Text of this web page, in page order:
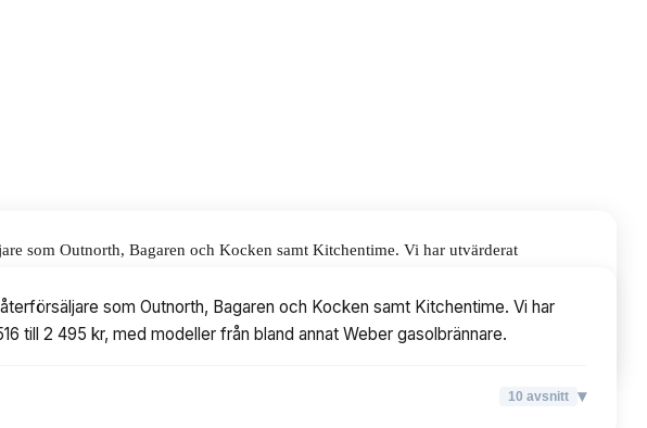
som Outnorth, Bagaren och Kocken samt Kitchentime. Vi har utvärderat
som Outnorth, Bagaren och Kocken samt Kitchentime. Vi har
till 2 495 kr, med modeller från bland annat Weber gasolbrännare.
10 avsnitt ▾